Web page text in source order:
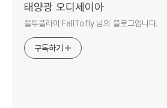
태양광 오디세이아
폴투플라이 FallTofly 님의 블로그입니다.
구독하기